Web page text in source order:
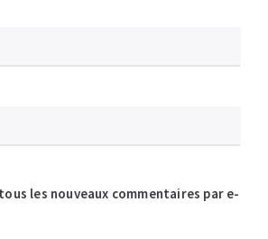
les nouveaux commentaires par e-